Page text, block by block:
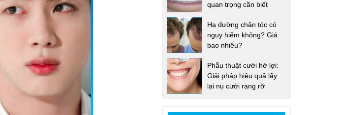
quan trọng cần biết
Hạ đường chân tóc có
nguy hiểm không? Giá
bao nhiêu?
Phẫu thuật cười hở lợi:
Giải pháp hiệu quả lấy
lại nụ cười rạng rỡ